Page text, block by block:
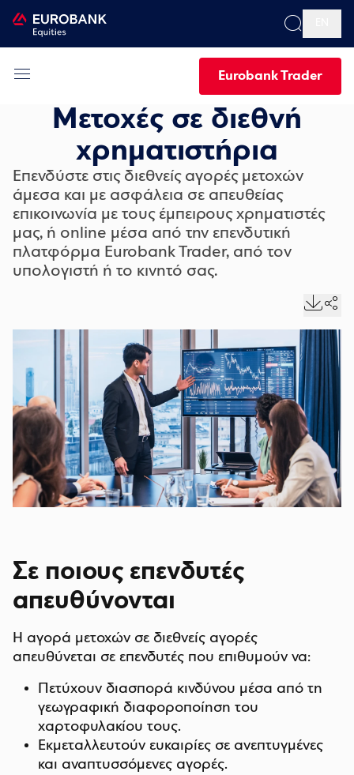
Eurobank Trader
Μετοχές σε διεθνή
χρηματιστήρια
Επενδύστε στις διεθνείς αγορές μετοχών
άμεσα και με ασφάλεια σε απευθείας
επικοινωνία με τους έμπειρους χρηματιστές
μας, ή online μέσα από την επενδυτική
πλατφόρμα Eurobank Trader, από τον
υπολογιστή ή το κινητό σας.
Σε ποιους επενδυτές
απευθύνονται
Η αγορά μετοχών σε διεθνείς αγορές
απευθύνεται σε επενδυτές που επιθυμούν να:
Πετύχουν διασπορά κινδύνου μέσα από τη
γεωγραφική διαφοροποίηση του
χαρτοφυλακίου τους.
Εκμεταλλευτούν ευκαιρίες σε ανεπτυγμένες
και αναπτυσσόμενες αγορές.